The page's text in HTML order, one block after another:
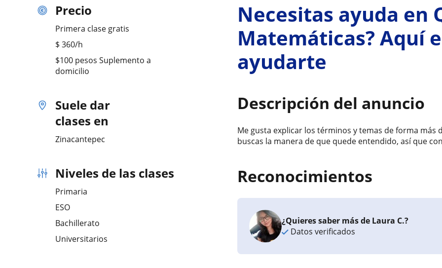
Precio
Primera clase gratis
$ 360/h
$100 pesos Suplemento a
domicilio
Suele dar
clases en
Zinacantepec
Niveles de las clases
Primaria
ESO
Bachillerato
Universitarios
Necesitas ayuda en
Matemáticas? Aquí
ayudarte
Descripción del anuncio
Me gusta explicar los términos y temas de forma más
buscas la manera de que quede entendido, así que
Reconocimientos
¿Quieres saber más de Laura C.?
Datos verificados